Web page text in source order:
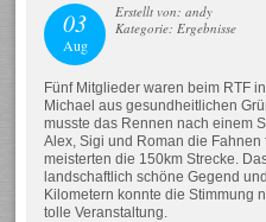
03
Aug
Erstellt von: andy
Kategorie: Ergebnisse
Fünf Mitglieder waren beim RTF
Michael aus gesundheitlichen
musste das Rennen nach einem
Alex, Sigi und Roman die
meisterten die 150km Strecke.
landschaftlich schöne Gegend
Kilometern konnte die Stimmung
tolle Veranstaltung.